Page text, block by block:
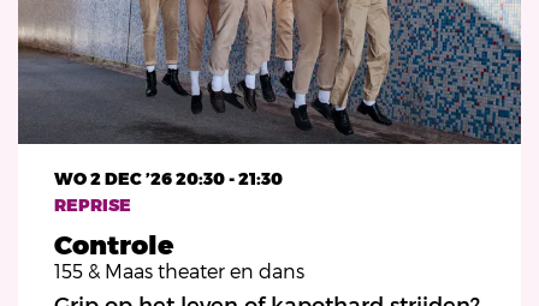
Controle
155 & Maas theater en dans
REPRISE
WO 2 DEC ’2620:30 - 21:30